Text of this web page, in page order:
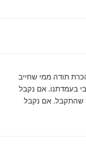
תודה ממי שחייב
בעמדתנו. אם נקבל
שהתקבל. אם נקבל